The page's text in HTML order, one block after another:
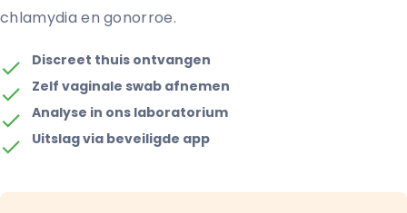
chlamydia en gonorroe.
Discreet thuis ontvangen
Zelf vaginale swab afnemen
Analyse in ons laboratorium
Uitslag via beveiligde app